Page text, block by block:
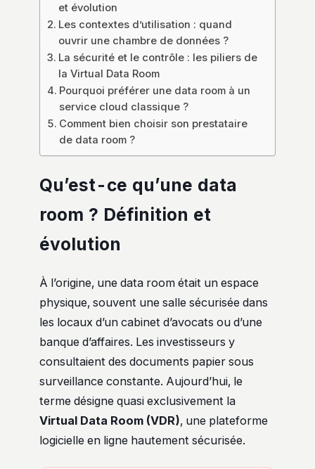
et évolution
Les contextes d’utilisation : quand
ouvrir une chambre de données ?
La sécurité et le contrôle : les piliers de
la Virtual Data Room
Pourquoi préférer une data room à un
service cloud classique ?
Comment bien choisir son prestataire
de data room ?
Qu’est-ce qu’une data
room ? Définition et
évolution
À l’origine, une data room était un espace
physique, souvent une salle sécurisée dans
les locaux d’un cabinet d’avocats ou d’une
banque d’affaires. Les investisseurs y
consultaient des documents papier sous
surveillance constante. Aujourd’hui, le
terme désigne quasi exclusivement la
Virtual Data Room (VDR), une plateforme
logicielle en ligne hautement sécurisée.